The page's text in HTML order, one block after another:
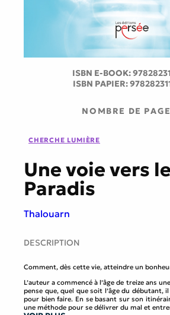
ISBN E-BOOK:
ISBN PAPIER:
NOMBRE DE
CHERCHE LUMIÈRE
Une voie vers le
Paradis
Thalouarn
DESCRIPTION
Comment, dès cette vie, atteindre un
L’auteur a commencé à l’âge de treize ans
pense que, quel que soit l’âge du débutant,
pour bien faire. En se basant sur son
une méthode pour se délivrer du mal et